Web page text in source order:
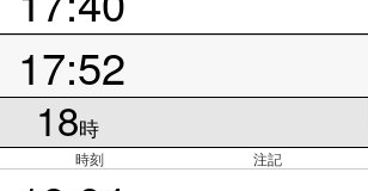
17:52
18時
時刻 注記